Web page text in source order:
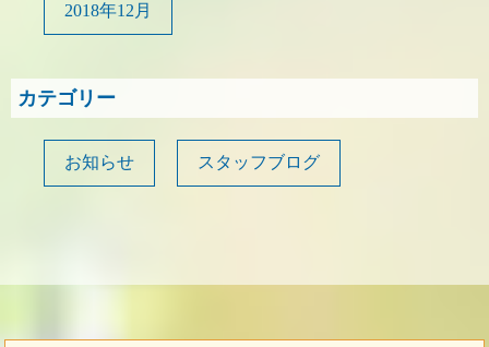
2018年12月
カテゴリー
お知らせ スタッフブログ